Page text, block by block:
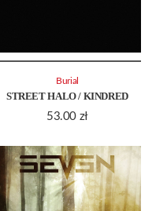
STREET HALO / KINDRED
53.00 zł
Burial